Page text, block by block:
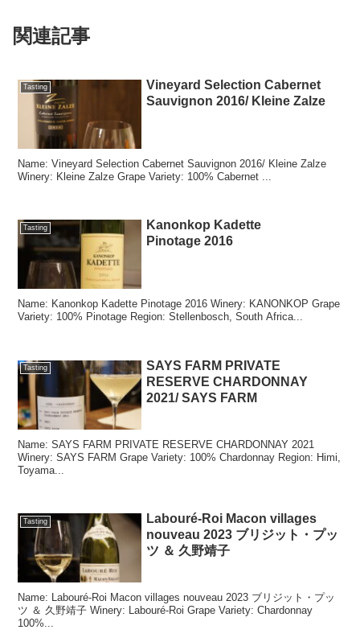
関連記事
Tasting
Vineyard Selection Cabernet
Sauvignon 2016/ Kleine Zalze
Name: Vineyard Selection Cabernet Sauvignon 2016/ Kleine Zalze
Winery: Kleine Zalze Grape Variety: 100% Cabernet ...
Tasting
Kanonkop Kadette
Pinotage 2016
Name: Kanonkop Kadette Pinotage 2016 Winery: KANONKOP Grape
Variety: 100% Pinotage Region: Stellenbosch, South Africa...
Tasting
SAYS FARM PRIVATE
RESERVE CHARDONNAY
2021/ SAYS FARM
Name: SAYS FARM PRIVATE RESERVE CHARDONNAY 2021
Winery: SAYS FARM Grape Variety: 100% Chardonnay Region: Himi,
Toyama...
Tasting
Labouré-Roi Macon villages
nouveau 2023 ブリジット・プッ
ツ ＆ 久野靖子
Name: Labouré-Roi Macon villages nouveau 2023 ブリジット・プッ
ツ ＆ 久野靖子 Winery: Labouré-Roi Grape Variety: Chardonnay
100%...